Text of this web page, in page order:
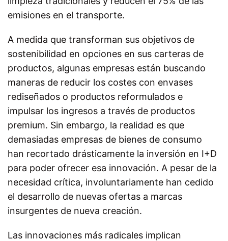
emisiones en el transporte.
A medida que transforman sus objetivos de
sostenibilidad en opciones en sus carteras de
productos, algunas empresas están buscando
maneras de reducir los costes con envases
rediseñados o productos reformulados e
impulsar los ingresos a través de productos
premium. Sin embargo, la realidad es que
demasiadas empresas de bienes de consumo
han recortado drásticamente la inversión en I+D
para poder ofrecer esa innovación. A pesar de la
necesidad crítica, involuntariamente han cedido
el desarrollo de nuevas ofertas a marcas
insurgentes de nueva creación.
Las innovaciones más radicales implican